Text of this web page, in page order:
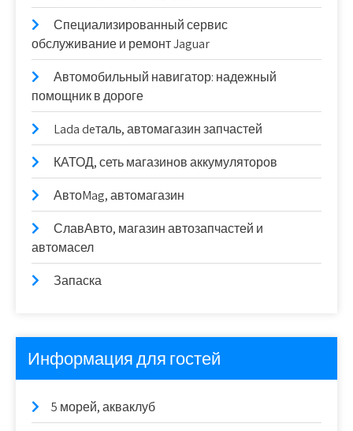
Специализированный сервис
обслуживание и ремонт Jaguar
Автомобильный навигатор: надежный
помощник в дороге
Lada deталь, автомагазин запчастей
КАТОД, сеть магазинов аккумуляторов
АвтоMag, автомагазин
СлавАвто, магазин автозапчастей и
автомасел
Запаска
Информация для гостей
5 морей, акваклуб